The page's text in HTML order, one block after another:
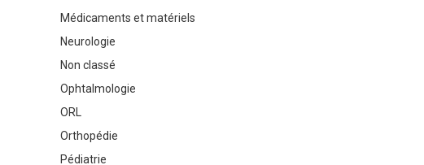
Médicaments et matériels
Neurologie
Non classé
Ophtalmologie
ORL
Orthopédie
Pédiatrie